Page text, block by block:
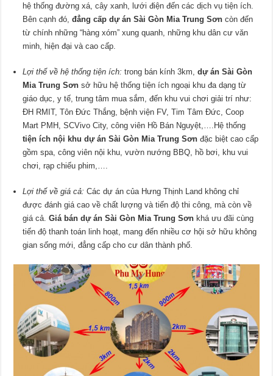
hệ thống đường xá, cây xanh, lưới điện đến các dịch vụ tiện ích.
Bên cạnh đó,đẳng cấp dự án Sài Gòn Mia Trung Sơn còn đến
từ chính những “hàng xóm” xung quanh, những khu dân cư văn
minh, hiện đại và cao cấp.
Lợi thế về hệ thống tiện ích:trong bán kính 3km,dự án Sài Gòn
Mia Trung Sơn sở hữu hệ thống tiện ích ngoại khu đa dạng từ
giáo dục, y tế, trung tâm mua sắm, đến khu vui chơi giải trí như:
ĐH RMIT, Tôn Đức Thắng, bệnh viện FV, Tim Tâm Đức, Coop
Mart PMH, SCVivo City, công viên Hồ Bán Nguyệt,….Hệ thống
tiện ích nội khu dự án Sài Gòn Mia Trung Sơn đặc biệt cao cấp
gồm spa, công viên nội khu, vườn nướng BBQ, hồ bơi, khu vui
chơi, rạp chiếu phim,….
Lợi thế về giá cả:Các dự án của Hưng Thịnh Land không chỉ
được đánh giá cao về chất lượng và tiến độ thi công, mà còn về
giá cả.Giá bán dự án Sài Gòn Mia Trung Sơnkhá ưu đãi cùng
tiến độ thanh toán linh hoạt, mang đến nhiều cơ hội sở hữu không
gian sống mới, đẳng cấp cho cư dân thành phố.